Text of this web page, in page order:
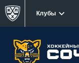
Клубы